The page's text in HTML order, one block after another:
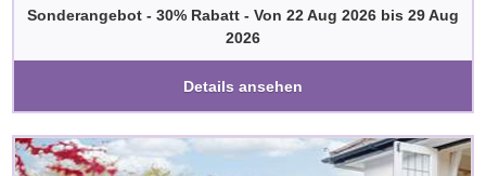
Sonderangebot - 30% Rabatt - Von 22 Aug 2026 bis 29 Aug
2026
Details ansehen